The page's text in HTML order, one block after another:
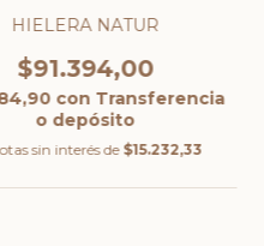
HIELERA NATUR
$91.394,00
con Transferencia
o depósito
sin interés de $15.232,33